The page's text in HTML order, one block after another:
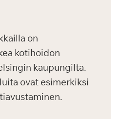
on
kotihoidon
kaupungilta.
ovat esimerkiksi